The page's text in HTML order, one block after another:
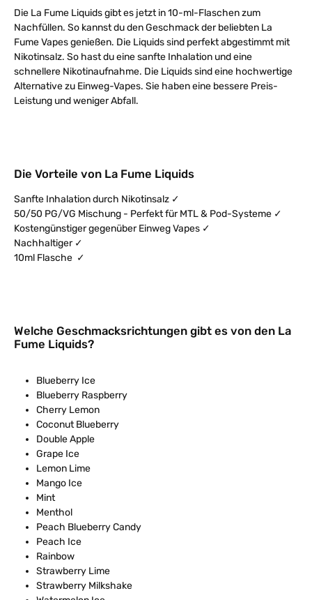
Die La Fume Liquids gibt es jetzt in 10-ml-Flaschen zum
Nachfüllen. So kannst du den Geschmack der beliebten La
Fume Vapes genießen. Die Liquids sind perfekt abgestimmt mit
Nikotinsalz. So hast du eine sanfte Inhalation und eine
schnellere Nikotinaufnahme. Die Liquids sind eine hochwertige
Alternative zu Einweg-Vapes. Sie haben eine bessere Preis-
Leistung und weniger Abfall.
Die Vorteile von La Fume Liquids
Sanfte Inhalation durch Nikotinsalz ✓
50/50 PG/VG Mischung - Perfekt für MTL & Pod-Systeme ✓
Kostengünstiger gegenüber Einweg Vapes ✓
Nachhaltiger ✓
10ml Flasche ✓
Welche Geschmacksrichtungen gibt es von den La
Fume Liquids?
Blueberry Ice
Blueberry Raspberry
Cherry Lemon
Coconut Blueberry
Double Apple
Grape Ice
Lemon Lime
Mango Ice
Mint
Menthol
Peach Blueberry Candy
Peach Ice
Rainbow
Strawberry Lime
Strawberry Milkshake